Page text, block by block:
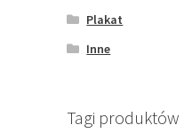
Plakat
Inne
Tagi produktów